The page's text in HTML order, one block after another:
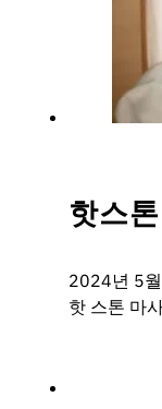
핫스
2024년 5
핫 스톤 마